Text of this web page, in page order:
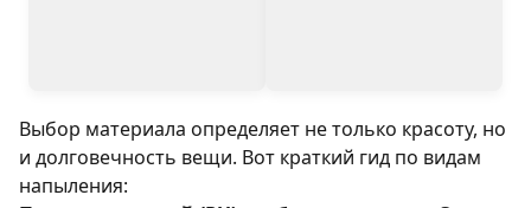
Выбор материала определяет не только красоту, но
и долговечность вещи. Вот краткий гид по видам
напыления: